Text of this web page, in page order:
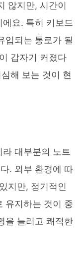
않지만, 시간이
요. 특히 키보드
입되는 통로가 될
갑자기 커졌다
해 보는 것이 현
대부분의 노트
. 외부 환경에 따
지만, 정기적인
유지하는 것이 중
을 늘리고 쾌적한